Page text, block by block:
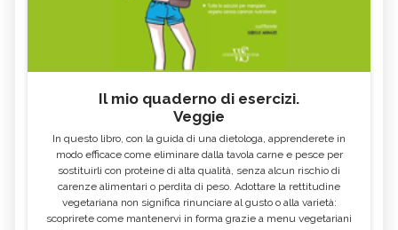
Il mio quaderno di esercizi.
Veggie
In questo libro, con la guida di una dietologa, apprenderete in
modo efficace come eliminare dalla tavola carne e pesce per
sostituirli con proteine di alta qualità, senza alcun rischio di
carenze alimentari o perdita di peso. Adottare la rettitudine
vegetariana non significa rinunciare al gusto o alla varietà:
scoprirete come mantenervi in forma grazie a menu vegetariani